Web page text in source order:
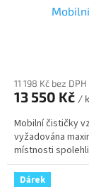
11 198 Kč bez DPH
13 550 Kč /
Mobilní čističky
vyžadována
místnosti
Dárek